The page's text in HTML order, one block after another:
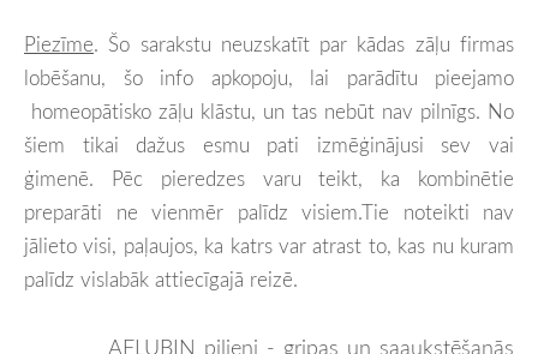
Piezīme. Šo sarakstu neuzskatīt par kādas zāļu firmas
lobēšanu, šo info apkopoju, lai parādītu pieejamo
homeopātisko zāļu klāstu, un tas nebūt nav pilnīgs. No
šiem tikai dažus esmu pati izmēģinājusi sev vai
ģimenē. Pēc pieredzes varu teikt, ka kombinētie
preparāti ne vienmēr palīdz visiem.Tie noteikti nav
jālieto visi, paļaujos, ka katrs var atrast to, kas nu kuram
palīdz vislabāk attiecīgajā reizē.
AFLUBIN pilieni - gripas un saaukstēšanās